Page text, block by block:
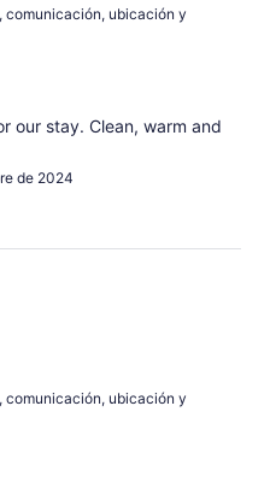
comunicación, ubicación y
our stay. Clean, warm and
de 2024
comunicación, ubicación y